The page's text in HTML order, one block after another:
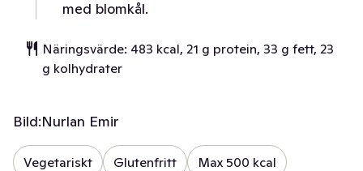
med blomkål.
Näringsvärde: 483 kcal, 21 g protein, 33 g fett, 23
g kolhydrater
Bild:Nurlan Emir
Vegetariskt Glutenfritt Max 500 kcal